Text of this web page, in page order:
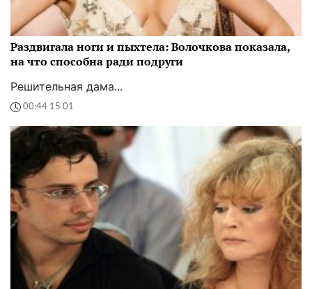
Раздвигала ноги и пыхтела: Волочкова показала,
на что способна ради подруги
Решительная дама...
00:44 15.01